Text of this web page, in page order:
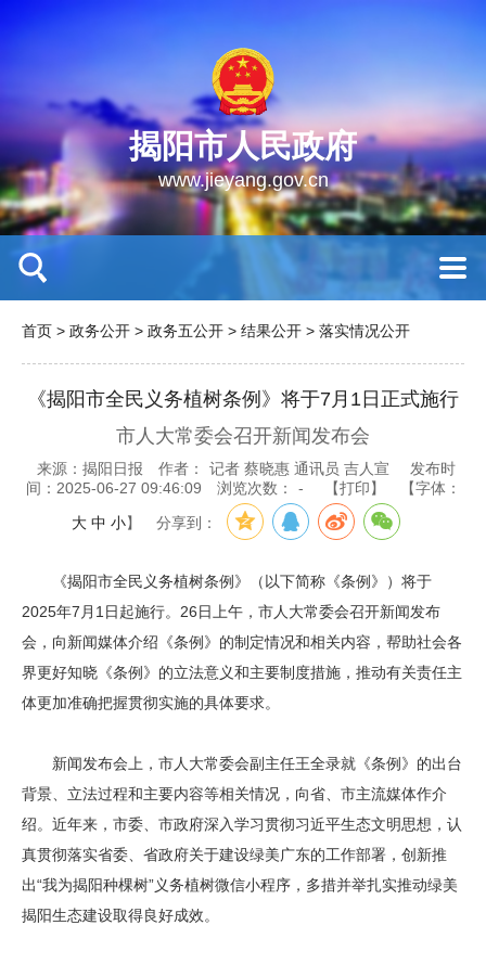
揭阳市人民政府
www.jieyang.gov.cn
首页 > 政务公开 > 政务五公开 > 结果公开 > 落实情况公开
《揭阳市全民义务植树条例》将于7月1日正式施行
市人大常委会召开新闻发布会
来源：揭阳日报 作者： 记者 蔡晓惠 通讯员 吉人宣
发布时
间：2025-06-27 09:46:09
浏览次数： - 【打印】 【字体：
大 中 小】 分享到：
《揭阳市全民义务植树条例》（以下简称《条例》）将于
2025年7月1日起施行。26日上午，市人大常委会召开新闻发布
会，向新闻媒体介绍《条例》的制定情况和相关内容，帮助社会各
界更好知晓《条例》的立法意义和主要制度措施，推动有关责任主
体更加准确把握贯彻实施的具体要求。
新闻发布会上，市人大常委会副主任王全录就《条例》的出台
背景、立法过程和主要内容等相关情况，向省、市主流媒体作介
绍。近年来，市委、市政府深入学习贯彻习近平生态文明思想，认
真贯彻落实省委、省政府关于建设绿美广东的工作部署，创新推
出“我为揭阳种棵树”义务植树微信小程序，多措并举扎实推动绿美
揭阳生态建设取得良好成效。